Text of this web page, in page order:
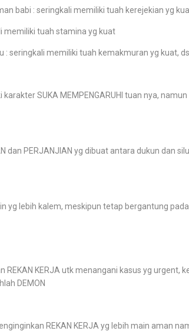
babi : seringkali memiliki tuah kerejekian yg
memiliki tuah stamina yg kuat
: seringkali memiliki tuah kemakmuran yg kuat,
SUKA MEMPENGARUHI tuan nya,
dan PERJANJIAN yg dibuat antara dukun dan
yg lebih kalem, meskipun tetap bergantung
KERJA utk menangani kasus yg urgent,
DEMON
REKAN KERJA yg lebih main aman